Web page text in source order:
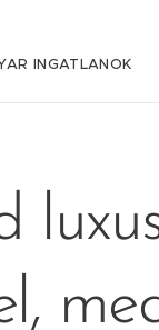
INGATLANOK